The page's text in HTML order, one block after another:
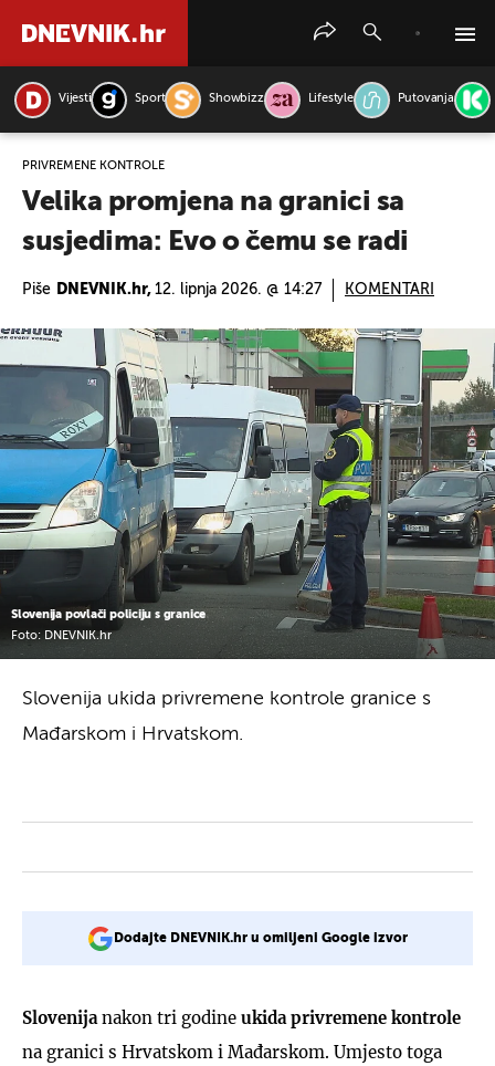
Vijesti Sport Showbizz Lifestyle Putovanja
PRIVREMENE KONTROLE
Velika promjena na granici sa
susjedima: Evo o čemu se radi
Piše DNEVNIK.hr, 12. lipnja 2026. @ 14:27 KOMENTARI
Slovenija povlači policiju s granice
Foto: DNEVNIK.hr
Slovenija ukida privremene kontrole granice s
Mađarskom i Hrvatskom.
Dodajte DNEVNIK.hr u omiljeni Google izvor
Slovenija nakon tri godine ukida privremene kontrole
na granici s Hrvatskom i Mađarskom. Umjesto toga
PRETRAŽITE VIJESTI